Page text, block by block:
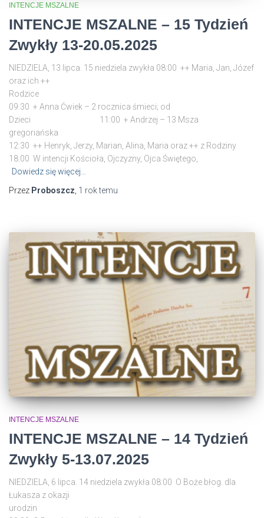
INTENCJE MSZALNE
INTENCJE MSZALNE – 15 Tydzień
Zwykły 13-20.05.2025
NIEDZIELA, 13 lipca. 15 niedziela zwykła 08:00 ++ Maria, Jan, Józef
oraz ich ++
09:30 + Anna Ćwiek – 2 rocznica śmieci; od
Dzieci 11:00 + Andrzej – 13 Msza
12:30 ++ Henryk, Jerzy, Marian, Alina, Maria oraz ++ z Rodziny
18:00 W intencji Kościoła, Ojczyzny, Ojca Świętego,
Dowiedz się więcej…
Przez Proboszcz 1 roktemu
INTENCJE MSZALNE
INTENCJE MSZALNE – 14 Tydzień
Zwykły 5-13.07.2025
NIEDZIELA, 6 lipca. 14 niedziela zwykła 08:00 O Boże błog. dla
Łukasza z okazji